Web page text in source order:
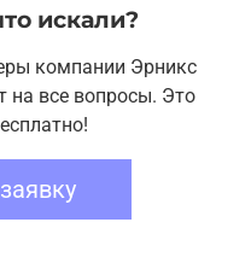
искали?
компании Эрникс
на все вопросы. Это